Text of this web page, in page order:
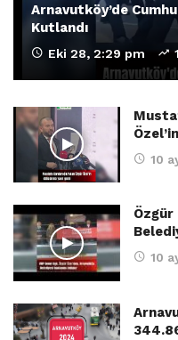
Arnavutköy’de
Kutlandı
Eki 28, 2:29 pm
10
Özgür
10